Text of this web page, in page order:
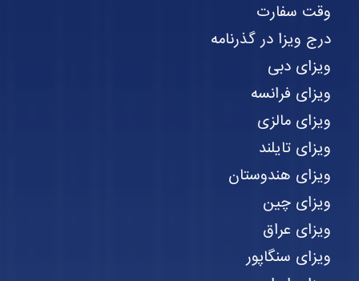
وقت سفارت
درج ویزا در گذرنامه
ویزای دبی
ویزای فرانسه
ویزای مالزی
ویزای تایلند
ویزای هندوستان
ویزای چین
ویزای عراق
ویزای سنگاپور